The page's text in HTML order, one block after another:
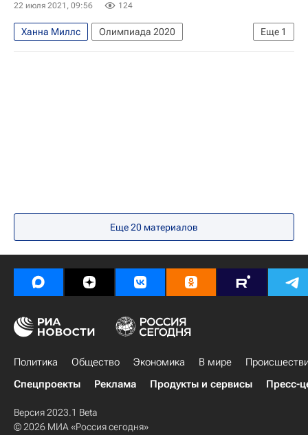
22 июля 2021, 09:56 124
Еще 1
Ханна Миллс
Олимпиада 2020
Олимпийские игры
Еще20 материалов
Политика Общество Экономика В мире
Спецпроекты
Реклама Продукты и сервисы Пресс-
Версия 2023.1 Beta
© 2026 МИА «Россия сегодня»